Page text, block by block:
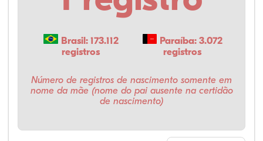
Brasil: 173.112
registros
Paraíba: 3.072
registros
Número de registros de nascimento somente em
nome da mãe (nome do pai ausente na certidão
de nascimento)